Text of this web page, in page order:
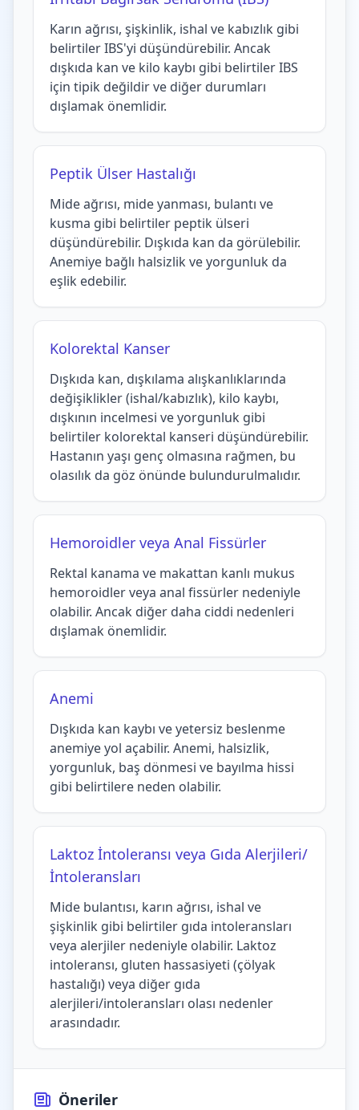
Karın ağrısı, şişkinlik, ishal ve kabızlık gibi
belirtiler IBS'yi düşündürebilir. Ancak
dışkıda kan ve kilo kaybı gibi belirtiler IBS
için tipik değildir ve diğer durumları
dışlamak önemlidir.
Peptik Ülser Hastalığı
Mide ağrısı, mide yanması, bulantı ve
kusma gibi belirtiler peptik ülseri
düşündürebilir. Dışkıda kan da görülebilir.
Anemiye bağlı halsizlik ve yorgunluk da
eşlik edebilir.
Kolorektal Kanser
Dışkıda kan, dışkılama alışkanlıklarında
değişiklikler (ishal/kabızlık), kilo kaybı,
dışkının incelmesi ve yorgunluk gibi
belirtiler kolorektal kanseri düşündürebilir.
Hastanın yaşı genç olmasına rağmen, bu
olasılık da göz önünde bulundurulmalıdır.
Hemoroidler veya Anal Fissürler
Rektal kanama ve makattan kanlı mukus
hemoroidler veya anal fissürler nedeniyle
olabilir. Ancak diğer daha ciddi nedenleri
dışlamak önemlidir.
Anemi
Dışkıda kan kaybı ve yetersiz beslenme
anemiye yol açabilir. Anemi, halsizlik,
yorgunluk, baş dönmesi ve bayılma hissi
gibi belirtilere neden olabilir.
Laktoz İntoleransı veya Gıda Alerjileri/
İntoleransları
Mide bulantısı, karın ağrısı, ishal ve
şişkinlik gibi belirtiler gıda intoleransları
veya alerjiler nedeniyle olabilir. Laktoz
intoleransı, gluten hassasiyeti (çölyak
hastalığı) veya diğer gıda
alerjileri/intoleransları olası nedenler
arasındadır.
Öneriler